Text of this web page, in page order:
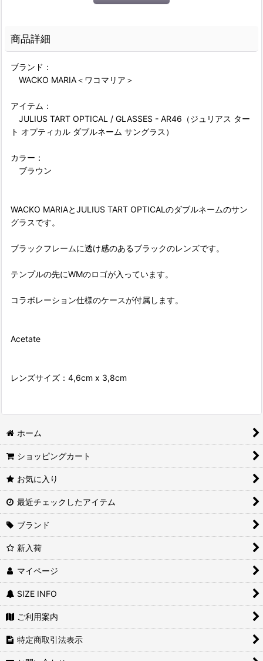
商品詳細
ブランド：
WACKO MARIA＜ワコマリア＞
アイテム：
JULIUS TART OPTICAL / GLASSES - AR46（ジュリアス ター
ト オプティカル ダブルネーム サングラス）
カラー：
ブラウン
WACKO MARIAとJULIUS TART OPTICALのダブルネームのサン
グラスです。
ブラックフレームに透け感のあるブラックのレンズです。
テンプルの先にWMのロゴが入っています。
コラボレーション仕様のケースが付属します。
Acetate
レンズサイズ：4,6cm x 3,8cm
ホーム
ショッピングカート
お気に入り
最近チェックしたアイテム
ブランド
新入荷
マイページ
SIZE INFO
ご利用案内
特定商取引法表示